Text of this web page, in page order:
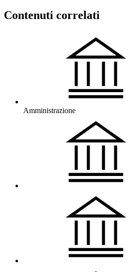
Contenuti correlati
Amministrazione